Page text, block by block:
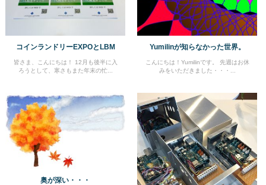
コインランドリーEXPOとLBM
皆さま、こんにちは！ 12月も後半に入
ろうとして、寒さもまた年末の忙...
Yumilinが知らなかった世界。
こんにちは！Yumilinです。 先週はお休
みをいただきました・・・...
奥が深い・・・